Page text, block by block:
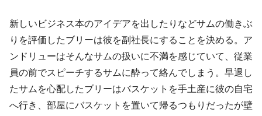
新しいビジネス本のアイデアを出したりなどサムの働きぶ
りを評価したブリーは彼を副社長にすることを決める。ア
ンドリューはそんなサムの扱いに不満を感じていて、従業
員の前でスピーチするサムに酔って絡んでしまう。早退し
たサムを心配したブリーはバスケットを手土産に彼の自宅
へ行き、部屋にバスケットを置いて帰るつもりだったが壁